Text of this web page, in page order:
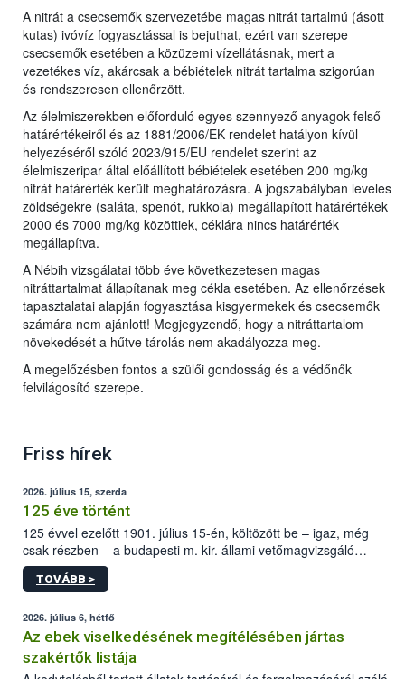
A nitrát a csecsemők szervezetébe magas nitrát tartalmú (ásott
kutas) ivóvíz fogyasztással is bejuthat, ezért van szerepe
csecsemők esetében a közüzemi vízellátásnak, mert a
vezetékes víz, akárcsak a bébiételek nitrát tartalma szigorúan
és rendszeresen ellenőrzött.
Az élelmiszerekben előforduló egyes szennyező anyagok felső
határértékeiről és az 1881/2006/EK rendelet hatályon kívül
helyezéséről szóló 2023/915/EU rendelet szerint az
élelmiszeripar által előállított bébiételek esetében 200 mg/kg
nitrát határérték került meghatározásra. A jogszabályban leveles
zöldségekre (saláta, spenót, rukkola) megállapított határértékek
2000 és 7000 mg/kg közöttiek, céklára nincs határérték
megállapítva.
A Nébih vizsgálatai több éve következetesen magas
nitráttartalmat állapítanak meg cékla esetében. Az ellenőrzések
tapasztalatai alapján fogyasztása kisgyermekek és csecsemők
számára nem ajánlott! Megjegyzendő, hogy a nitráttartalom
növekedését a hűtve tárolás nem akadályozza meg.
A megelőzésben fontos a szülői gondosság és a védőnők
felvilágosító szerepe.
Friss hírek
2026. július 15, szerda
125 éve történt
125 évvel ezelőtt 1901. július 15-én, költözött be – igaz, még
csak részben – a budapesti m. kir. állami vetőmagvizsgáló
állomás a Kis Rókus utca 15. szám alatti, Czigler Győző által
tervezett új épületébe.
TOVÁBB >
2026. július 6, hétfő
Az ebek viselkedésének megítélésében jártas
szakértők listája